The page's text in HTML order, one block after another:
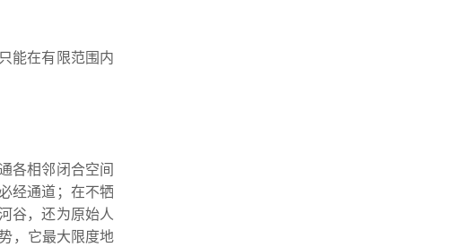
能在有限范围内
各相邻闭合空间
经通道；在不牺
谷，还为原始人
，它最大限度地